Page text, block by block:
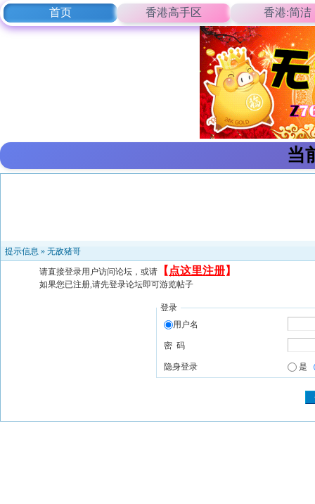
首页 香港高手区 香港:简洁
当
提示信息 » 无敌猪哥
请直接登录用户访问论坛，或请 【 点这里注册】
如果您已注册,请先登录论坛即可游览帖子
登录
用户名
密 码
隐身登录 是